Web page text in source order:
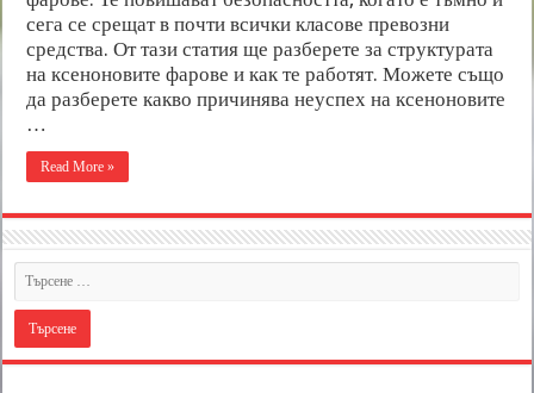
сега се срещат в почти всички класове превозни
средства. От тази статия ще разберете за структурата
на ксеноновите фарове и как те работят. Можете също
да разберете какво причинява неуспех на ксеноновите
…
Read More »